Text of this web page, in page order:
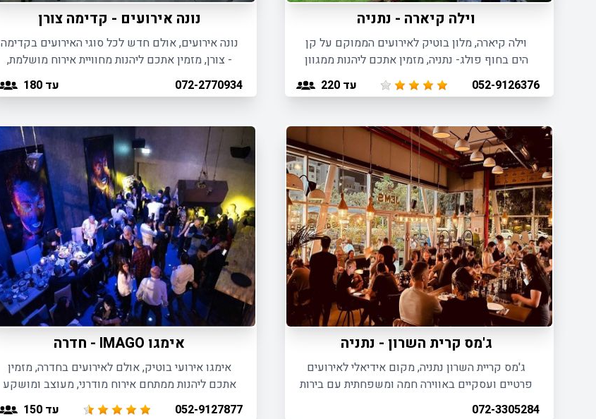
וילה קיארה - נתניה
וילה קיארה, מלון בוטיק לאירועים הממוקם על קן
הים בחוף פולג- נתניה, מזמין אתכם ליהנות ממגוון
רחב של פתרונות אירוח.
052-9126376 עד 220
נונה אירועים - קדימה צורן
נונה אירועים, אולם חדש לכל סוגי האירועים בקדימה
- צורן, מזמין אתכם ליהנות מחוויית אירוח מושלמת,
בתוך חלל אירוח מודרני ומעוצב.072-2770934 עד 180
ג'מס קרית השרון - נתניה
ג'מס קריית השרון נתניה, מקום אידיאלי לאירועים
פרטיים ועסקיים באווירה חמה ומשפחתית עם בירות
טריות, תפריט איכותי וצוות מקצועי.072-3305284
אימגו IMAGO - חדרה
אימגו אירועי בוטיק, אולם לאירועים בחדרה, מזמין
אתכם ליהנות ממתחם אירוח מודרני, מעוצב ומושקע
המותאם לכל סוגי האירועים.052-9127877 עד 150